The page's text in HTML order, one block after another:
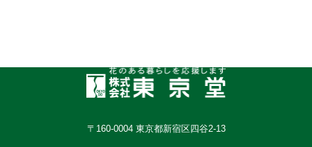
〒160-0004 東京都新宿区四谷2-13